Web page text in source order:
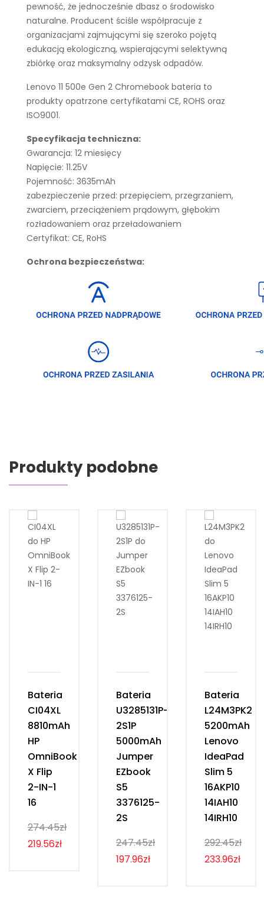
pewność, że jednocześnie dbasz o środowisko
naturalne. Producent ściśle współpracuje z
organizacjami zajmującymi się szeroko pojętą
edukacją ekologiczną, wspierającymi selektywną
zbiórkę oraz maksymalny odzysk odpadów.
Lenovo 11 500e Gen 2 Chromebook bateria to
produkty opatrzone certyfikatami CE, ROHS oraz
ISO9001.
Specyfikacja techniczna:
Gwarancja: 12 miesięcy
Napięcie: 11.25V
Pojemność: 3635mAh
zabezpieczenie przed: przepięciem, przegrzaniem,
zwarciem, przeciążeniem prądowym, głębokim
rozładowaniem oraz przeładowaniem
Certyfikat: CE, RoHS
Ochrona bezpieczeństwa:
Produkty podobne
Bateria
CI04XL
8810mAh
HP
OmniBook
X Flip
2-IN-1
16
274.45zł
219.56zł
Bateria
U3285131P-
2S1P
5000mAh
Jumper
EZbook
S5
3376125-
2S
247.45zł
197.96zł
Bateria
L24M3PK2
5200mAh
Lenovo
IdeaPad
Slim 5
16AKP10
14IAH10
14IRH10
292.45zł
233.96zł